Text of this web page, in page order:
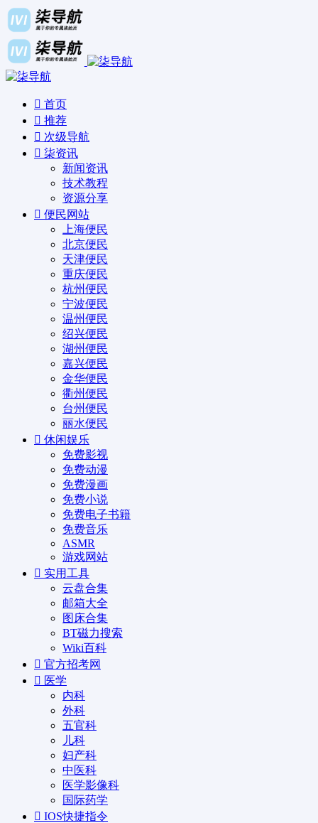
首页
推荐
次级导航
柒资讯
新闻资讯
技术教程
资源分享
便民网站
上海便民
北京便民
天津便民
重庆便民
杭州便民
宁波便民
温州便民
绍兴便民
湖州便民
嘉兴便民
金华便民
衢州便民
台州便民
丽水便民
休闲娱乐
免费影视
免费动漫
免费漫画
免费小说
免费电子书籍
免费音乐
ASMR
游戏网站
实用工具
云盘合集
邮箱大全
图床合集
BT磁力搜索
Wiki百科
官方招考网
医学
内科
外科
五官科
儿科
妇产科
中医科
医学影像科
国际药学
IOS快捷指令